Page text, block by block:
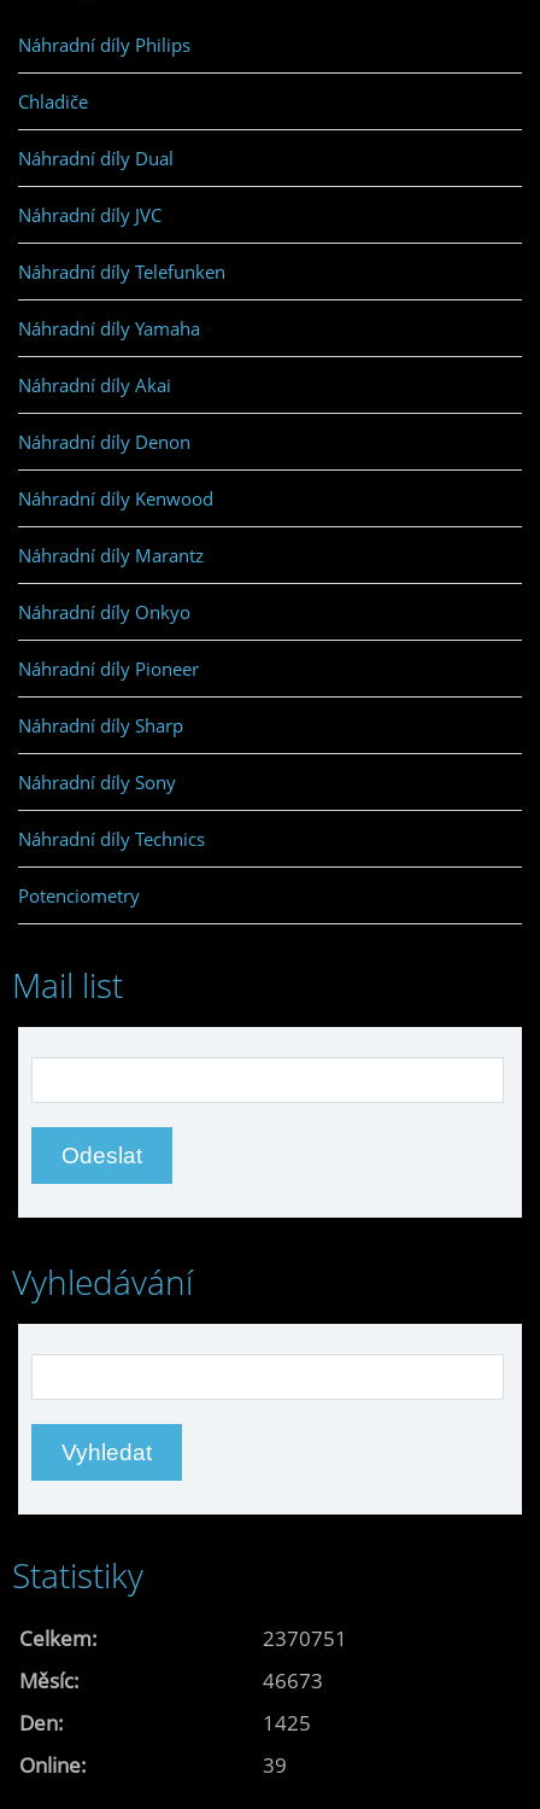
Náhradní díly Philips
Chladiče
Náhradní díly Dual
Náhradní díly JVC
Náhradní díly Telefunken
Náhradní díly Yamaha
Náhradní díly Akai
Náhradní díly Denon
Náhradní díly Kenwood
Náhradní díly Marantz
Náhradní díly Onkyo
Náhradní díly Pioneer
Náhradní díly Sharp
Náhradní díly Sony
Náhradní díly Technics
Potenciometry
Mail list
Vyhledávání
Statistiky
Online: 39
Celkem:
2370751
Měsíc:
46673
Den:
1425